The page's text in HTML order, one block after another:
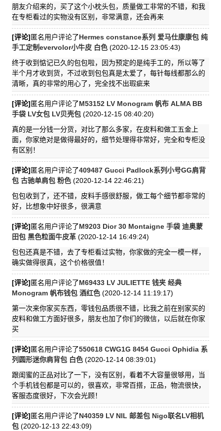
朋友介绍来的，买了这个小枕头包，质量做工非常的不错，和我
在专柜看过的实物没有区别，非常满意，还会再来
[评论]匿名用户评论了Hermes constance系列 爱马仕康康包 纯
手工定制evervolor小牛皮 白色 (2020-12-15 23:05:43)
终于收到惦记已久的包包啦，因为预定的是纯手工的，所以等了
半个月才收到货，不过收到包包真是太爱了，每针每线都那么的
清晰，真的非常的用心了，完全找不出瑕疵来
[评论]匿名用户评论了M53152 LV Monogram 帆布 ALMA BB
手袋 LV女包 LV贝壳包 (2020-12-15 08:40:20)
真的是一分钱一分货，对比了那么多家，在皮料和做工五金上
面，你家绝对是做得最好的，细节处理得非常好，完全和专柜没
有区别！
[评论]匿名用户评论了409487 Gucci Padlock系列小号GG肩背
包 古驰单肩包 粉色 (2020-12-14 22:46:21)
包包收到了，还不错，皮料手感很舒服，做工每个细节都非常的
好，比想象中好很多，很满意
[评论]匿名用户评论了M9203 Dior 30 Montaigne 手袋 迪奥蒙
田包 黑色粒面牛皮革 (2020-12-14 16:49:24)
包包还真是不错，去了专柜看过实物，你家做的完全一模一样，
确实做得很真，这个价格很值！
[评论]匿名用户评论了M69433 LV JULIETTE 钱夹 经典
Monogram 帆布钱包 酒红色 (2020-12-14 11:19:17)
第一次来你家买东西，零钱包品质很不错，比我之前在别家买的
皮料和做工方面好很多，朋友也加了你们的微信，以后就在你家
买
[评论]匿名用户评论了550618 CWG1G 8454 Gucci Ophidia 系
列圆形迷你肩背包 白色 (2020-12-14 08:39:01)
跟闺蜜的正品对比了一下，没有区别，看着不大容量很够用，当
个手机钱包都是可以的，很喜欢，非常百搭，正品，物流很快，
客服态度很好，下次会光顾！
[评论]匿名用户评论了N40359 LV NIL 邮差包 Nigo联名LV相机
包 (2020-12-13 22:43:09)